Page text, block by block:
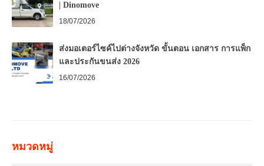
| Dinomove
18/07/2026
ส่งมอเตอร์ไซค์ไปต่างจังหวัด ขั้นตอน เอกสาร การแพ็ก
และประกันขนส่ง 2026
16/07/2026
หมวดหมู่